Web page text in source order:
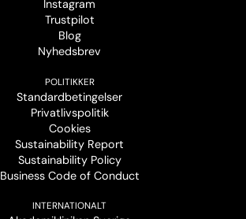
Instagram
Trustpilot
Blog
Nyhedsbrev
POLITIKKER
Standardbetingelser
Privatlivspolitik
Cookies
Sustainability Report
Sustainability Policy
Business Code of Conduct
INTERNATIONALT